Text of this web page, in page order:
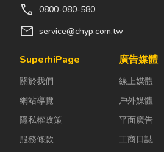
更衣間、衣帽
間： 精品包、
藏最怕潮濕，
好，發霉、
變...
程與回收水工
成本，實現節
經營的目標。
本文...
call 0800-080-580
mail service@chyp.com.tw
SuperhiPage
關於我們
網站導覽
隱私權政策
服務條款
廣告媒體
線上媒體
戶外媒體
平面廣告
工商日誌